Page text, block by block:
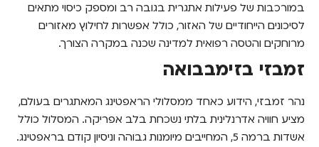
במורכבות של פעילות אתגרית בגובה רב ומספק כיסוי מתאים
לסיכונים הייחודיים של האזור, כולל אפשרות לחילוץ מאזורים
מרוחקים והטסה רפואית למדינה שכנה במקרה הצורך.
זמבזי בזימבבואה
נהר זמבזי, הידוע כאחד ממסלולי הראפטינג המאתגרים בעולם,
מציע חוויה אדרנלינית בלתי נשכחת בלב אפריקה. המסלול כולל
אשדות ברמה 5, המחייבים מיומנות גבוהה וניסיון קודם בראפטינג.